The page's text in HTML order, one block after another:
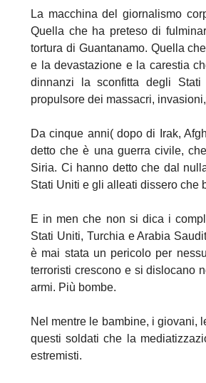
La macchina del giornalismo
Quella che ha preteso di
tortura di Guantanamo. Quella
e la devastazione e la carestia
dinnanzi la sconfitta degli
propulsore dei massacri,
Da cinque anni( dopo di Irak,
detto che è una guerra civile,
Siria. Ci hanno detto che dal
Stati Uniti e gli alleati dissero che
E in men che non si dica i
Stati Uniti, Turchia e Arabia
è mai stata un pericolo per
terroristi crescono e si dislocano
armi. Più bombe.
Nel mentre le bambine, i giovani,
questi soldati che la
estremisti.